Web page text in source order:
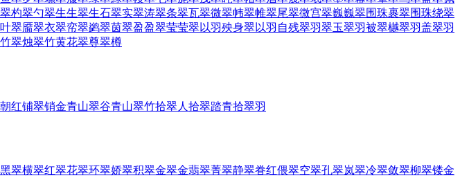
翠杓翠勺翠生生翠生石翠实翠涛翠条翠瓦翠微翠帏翠帷翠尾翠微宫翠巍巍翠围珠裹翠围珠绕翠
翠靥翠衣翠帟翠鹢翠茵翠盈盈翠莹莹翠以羽殃身翠以羽自残翠羽翠玉翠羽被翠樾翠羽盖翠羽
翠烛翠竹黄花翠尊翠樽
红铺翠销金青山翠谷青山翠竹拾翠人 拾翠踏青拾翠羽
黑翠横翠红翠花翠环翠娇翠积翠金翠金翡翠菁翠静翠眷红偎翠空翠孔翠岚翠冷翠敛翠柳翠镂金